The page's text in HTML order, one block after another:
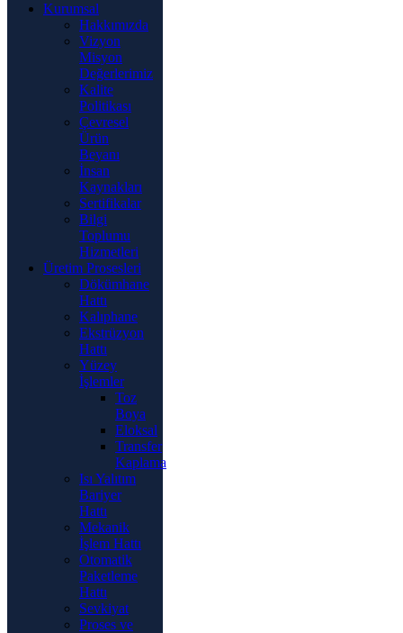
Kurumsal
Hakkımızda
Vizyon
Misyon
Değerlerimiz
Kalite
Politikası
Çevresel
Ürün
Beyanı
İnsan
Kaynakları
Sertifikalar
Bilgi
Toplumu
Hizmetleri
Üretim Prosesleri
Dökümhane
Hattı
Kalıphane
Ekstrüzyon
Hattı
Yüzey
İşlemler
Toz
Boya
Eloksal
Transfer
Kaplama
Isı Yalıtım
Bariyer
Hattı
Mekanik
İşlem Hattı
Otomatik
Paketleme
Hattı
Sevkiyat
Proses ve